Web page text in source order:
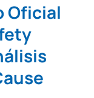
Oficial